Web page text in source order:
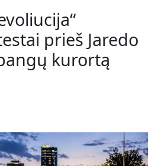
prieš Jaredo
kurortą